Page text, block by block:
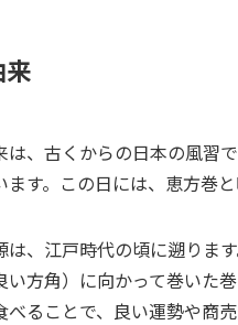
来
は、古くからの日本の風習
ます。この日には、恵方巻
は、江戸時代の頃に遡りま
い方角）に向かって巻いた
ることで、良い運勢や商